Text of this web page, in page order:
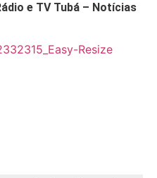
e TV Tubá – Notícias